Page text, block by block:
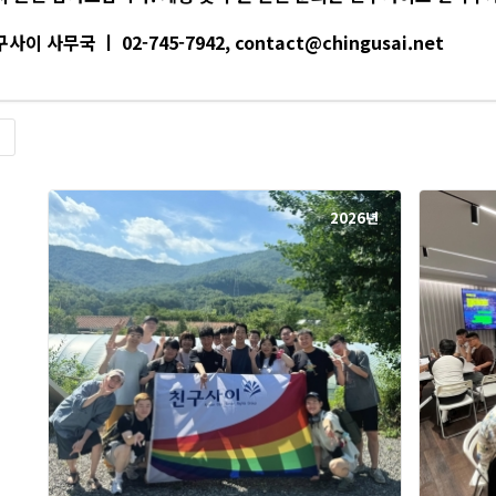
사이 사무국 ㅣ 02-745-7942, contact@chingusai.net
2026년